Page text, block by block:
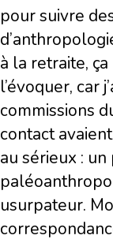
pour suivre
à la retraite,
l’évoquer, car
commissions
contact
au sérieux :
usurpateur.